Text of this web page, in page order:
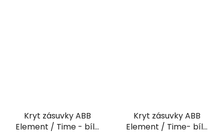
Kryt zásuvky ABB
Element / Time - bílá
Kryt zásuvky ABB
Element / Time- bílá